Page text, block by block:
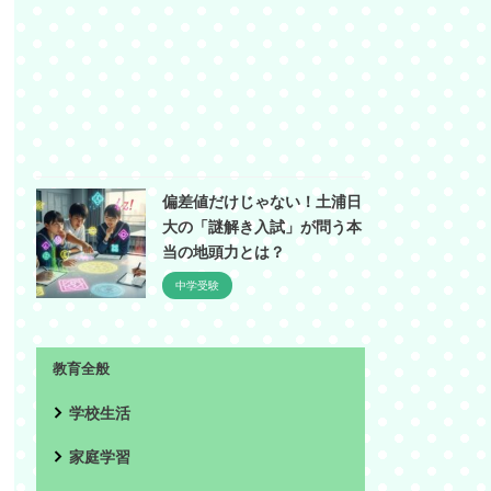
偏差値だけじゃない！土浦日
大の「謎解き入試」が問う本
当の地頭力とは？
中学受験
教育全般
学校生活
家庭学習